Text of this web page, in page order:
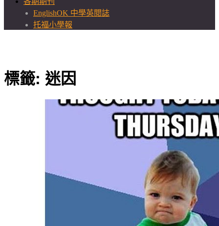
EnglishOK 中學英閱誌
托福小學報
標籤: 迷因